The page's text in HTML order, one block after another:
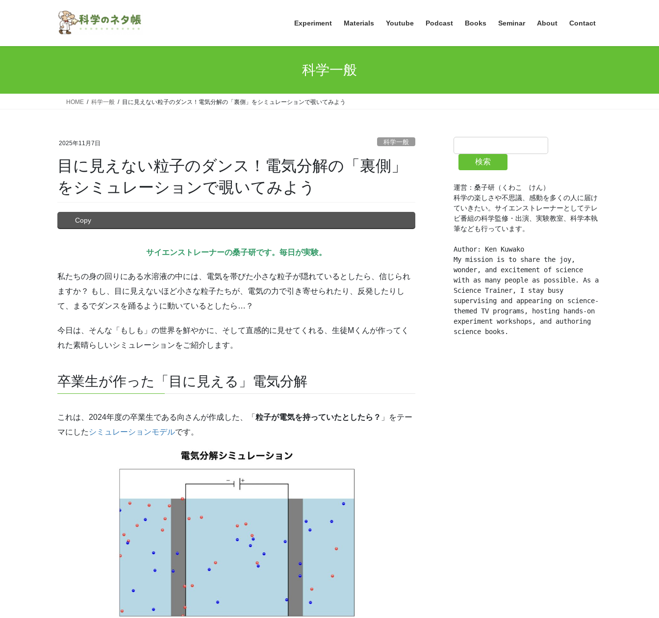
Experiment Materials Youtube Podcast Books Seminar About Contact
科学一般
HOME 科学一般 目に見えない粒子のダンス！電気分解の「裏側」をシミュレーションで覗いてみよう
2025年11月7日 科学一般
目に見えない粒子のダンス！電気分解の「裏側」
をシミュレーションで覗いてみよう
Copy
サイエンストレーナーの桑子研です。毎日が実験。
私たちの身の回りにある水溶液の中には、電気を帯びた小さな粒子が隠れているとしたら、信じられ
ますか？ もし、目に見えないほど小さな粒子たちが、電気の力で引き寄せられたり、反発したりし
て、まるでダンスを踊るように動いているとしたら…？
今日は、そんな「もしも」の世界を鮮やかに、そして直感的に見せてくれる、生徒Mくんが作ってく
れた素晴らしいシミュレーションをご紹介します。
卒業生が作った「目に見える」電気分解
これは、2024年度の卒業生である向さんが作成した、「 粒子が電気を持っていたとしたら？ 」をテー
マにした シミュレーションモデルです。
検索
運営：桑子研（くわこ　けん）
科学の楽しさや不思議、感動を多くの人に届け
ていきたい。サイエンストレーナーとしてテレ
ビ番組の科学監修・出演、実験教室、科学本執
筆なども行っています。
Author: Ken Kuwako
My mission is to share the joy,
wonder, and excitement of science
with as many people as possible. As a
Science Trainer, I stay busy
supervising and appearing on science-
themed TV programs, hosting hands-on
experiment workshops, and authoring
science books.